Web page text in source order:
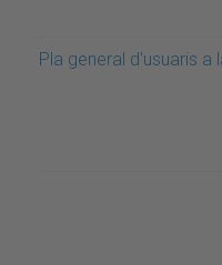
Pla general d'usuaris a